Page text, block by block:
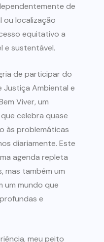
de
ou localização
equitativo a
e sustentável.
de participar do
Justiça Ambiental e
Viver, um
celebra quase
às problemáticas
diariamente. Este
agenda repleta
mas também um
um mundo que
e
meu peito